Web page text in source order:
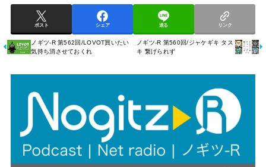
ー
ポスト シェア 送る リンク
ノギツ-R 第562回/LOVOT買いたい
気持ち消させておくれ
ノギツ-R 第560回/ジャケギキ タス
キ 繋げられず